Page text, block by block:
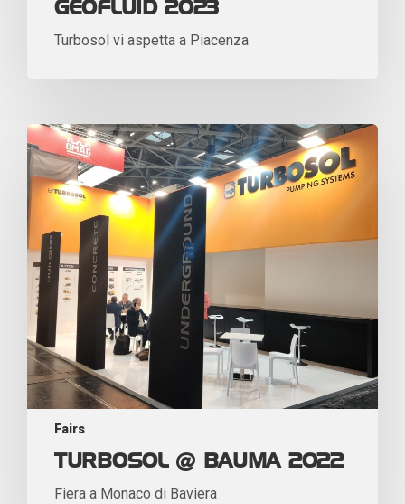
GEOFLUID 2023
Turbosol vi aspetta a Piacenza
Fairs
TURBOSOL @ BAUMA 2022
Fiera a Monaco di Baviera